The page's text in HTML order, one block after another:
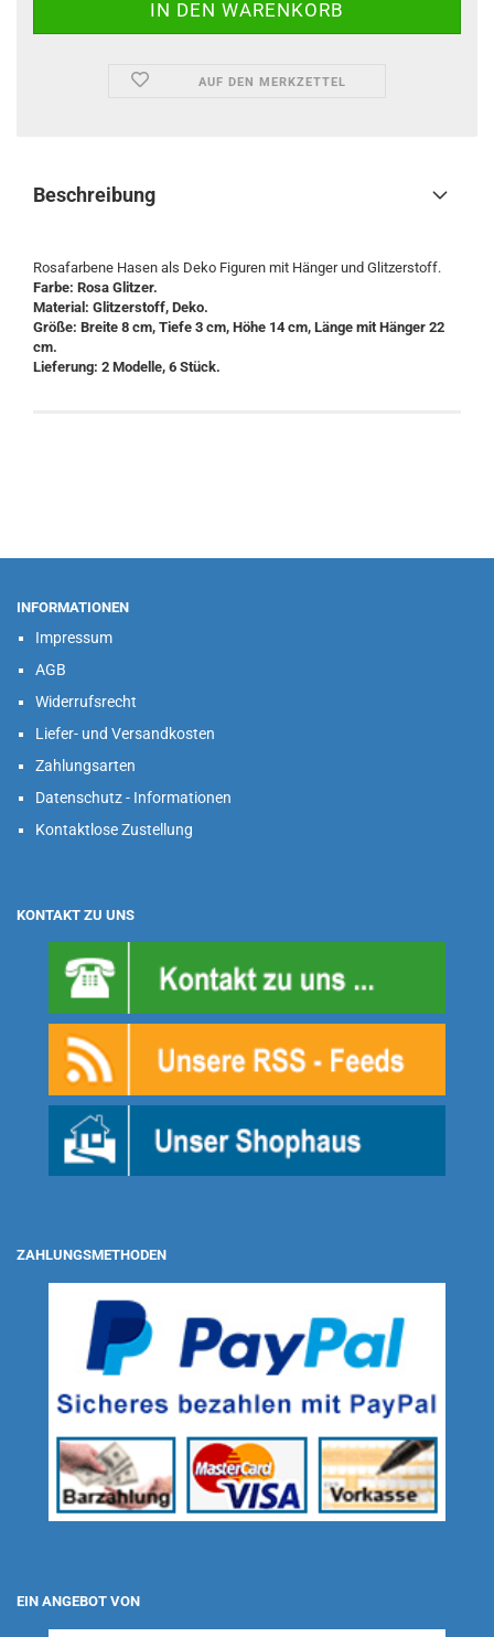
AUF DEN MERKZETTEL
Beschreibung
Rosafarbene Hasen als Deko Figuren mit Hänger und Glitzerstoff.
Farbe: Rosa Glitzer.
Material: Glitzerstoff, Deko.
Größe: Breite 8 cm, Tiefe 3 cm, Höhe 14 cm, Länge mit Hänger 22
cm.
Lieferung: 2 Modelle, 6 Stück.
INFORMATIONEN
Impressum
AGB
Widerrufsrecht
Liefer- und Versandkosten
Zahlungsarten
Datenschutz - Informationen
Kontaktlose Zustellung
KONTAKT ZU UNS
ZAHLUNGSMETHODEN
EIN ANGEBOT VON